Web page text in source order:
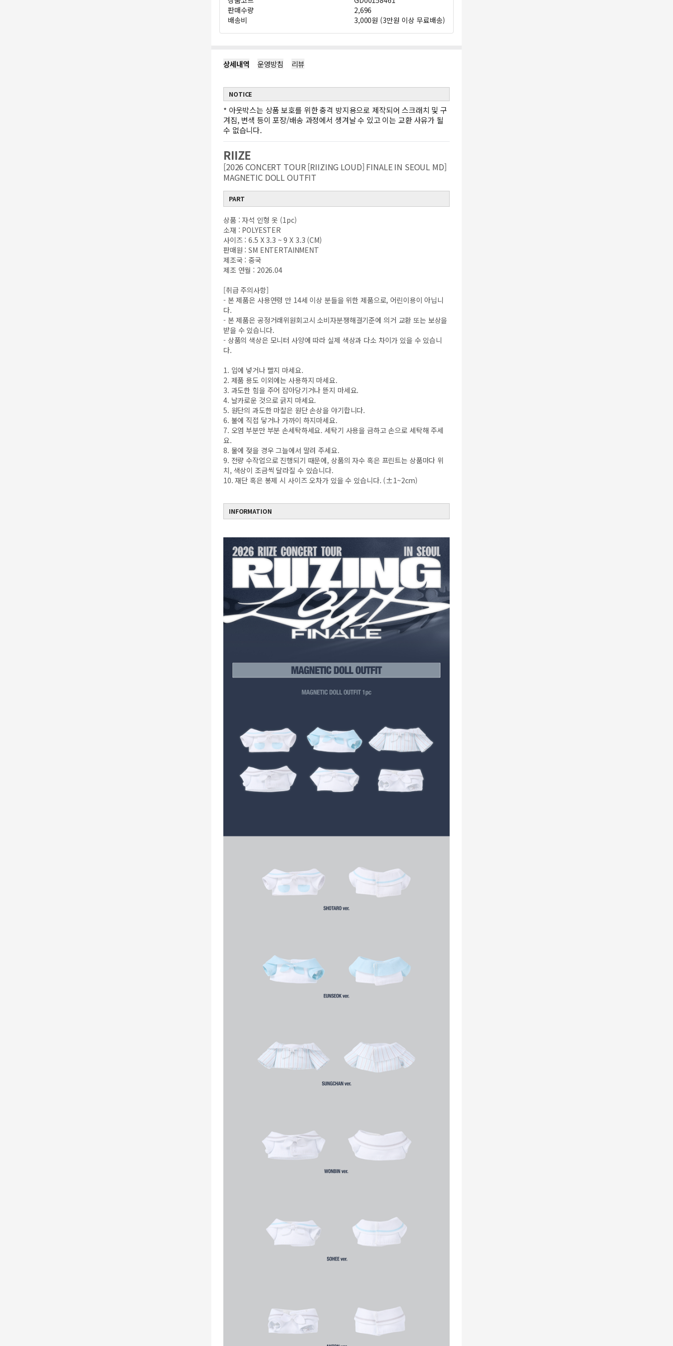
판매수량
2,696
배송비
3,000원 (3만원 이상 무료배송)
상세내역 운영방침 리뷰
NOTICE
* 아웃박스는 상품 보호를 위한 충격 방지용으로 제작되어 스크래치 및 구
겨짐, 변색 등이 포장/배송 과정에서 생겨날 수 있고 이는 교환 사유가 될
수 없습니다.
RIIZE
[2026 CONCERT TOUR [RIIZING LOUD] FINALE IN SEOUL MD]
MAGNETIC DOLL OUTFIT
PART
상품 : 자석 인형 옷 (1pc)
소재 : POLYESTER
사이즈 : 6.5 X 3.3 ~ 9 X 3.3 (CM)
판매원 : SM ENTERTAINMENT
제조국 : 중국
제조 연월 : 2026.04
[취급 주의사항]
- 본 제품은 사용연령 만 14세 이상 분들을 위한 제품으로, 어린이용이 아닙니
다.
- 본 제품은 공정거래위원회고시 소비자분쟁해결기준에 의거 교환 또는 보상을
받을 수 있습니다.
- 상품의 색상은 모니터 사양에 따라 실제 색상과 다소 차이가 있을 수 있습니
다.
1. 입에 넣거나 빨지 마세요.
2. 제품 용도 이외에는 사용하지 마세요.
3. 과도한 힘을 주어 잡아당기거나 뜯지 마세요.
4. 날카로운 것으로 긁지 마세요.
5. 원단의 과도한 마찰은 원단 손상을 야기합니다.
6. 불에 직접 닿거나 가까이 하지마세요.
7. 오염 부분만 부분 손세탁하세요. 세탁기 사용을 금하고 손으로 세탁해 주세
요.
8. 물에 젖을 경우 그늘에서 말려 주세요.
9. 전량 수작업으로 진행되기 때문에, 상품의 자수 혹은 프린트는 상품마다 위
치, 색상이 조금씩 달라질 수 있습니다.
10. 재단 혹은 봉제 시 사이즈 오차가 있을 수 있습니다. (±1~2cm)
INFORMATION